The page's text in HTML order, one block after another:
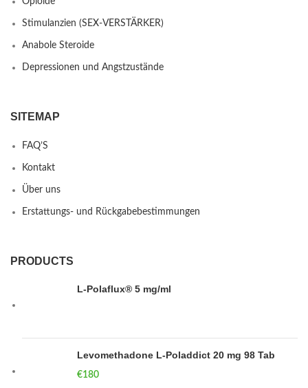
Stimulanzien (SEX-VERSTÄRKER)
Anabole Steroide
Depressionen und Angstzustände
SITEMAP
FAQ’S
Kontakt
Über uns
Erstattungs- und Rückgabebestimmungen
PRODUCTS
L-Polaflux® 5 mg/ml
Levomethadone L-Poladdict 20 mg 98 Tab
€180